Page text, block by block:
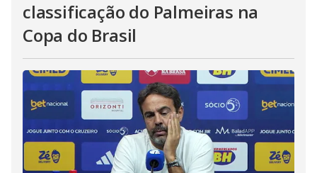
classificação do Palmeiras na
Copa do Brasil